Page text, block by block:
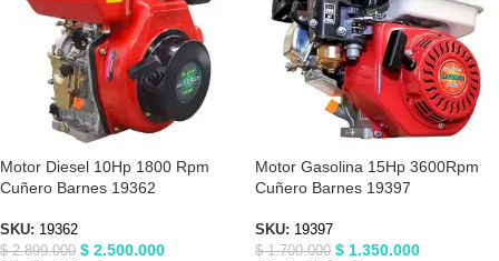
Motor Diesel 10Hp 1800 Rpm
Cuñero Barnes 19362
SKU: 19362
$2.899.000 $ 2.500.000
Motor Gasolina 15Hp 3600Rpm
Cuñero Barnes 19397
SKU: 19397
$1.700.000 $ 1.350.000